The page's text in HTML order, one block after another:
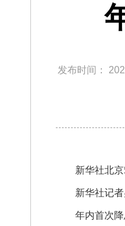
发布时间：
新华社北
新华社记
年内首次